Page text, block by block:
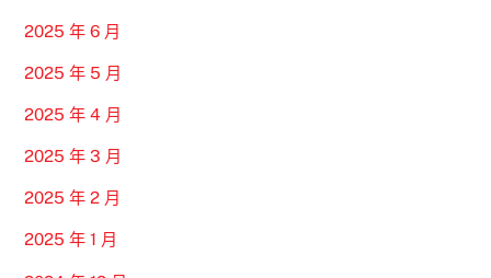
2025 年 6 月
2025 年 5 月
2025 年 4 月
2025 年 3 月
2025 年 2 月
2025 年 1 月